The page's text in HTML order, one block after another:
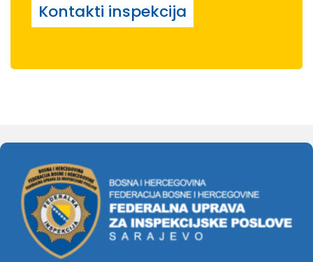
Kontakti inspekcija